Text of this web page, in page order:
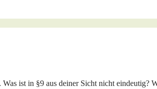
ist in §9 aus deiner Sicht nicht eindeutig?